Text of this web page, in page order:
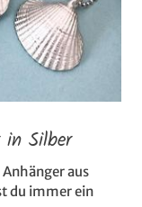
in Silber
aus
du immer ein